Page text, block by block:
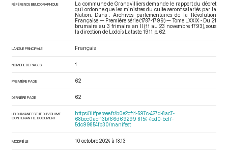
RÉFÉRENCE BIBLIOGRAPHIQUE
La commune de Grandvilliers demande le rapport du décret
qui ordonne que les ministres du culte seront salariés par la
Nation. Dans : Archives parlementaires de la Révolution
Française — Première série (1787-1799) — Tome LXXIX - Du 21
brumaire au 3 frimaire an II (11 au 23 novembre 1793), sous
la direction de Lodoïs Lataste. 1911. p. 62.
LANGUE PRINCIPALE Français
NOMBRE DE PAGES 1
PREMIÈRE PAGE 62
DERNIÈRE PAGE 62
URI DU MANIFEST IIIF DU VOLUME
CONTENANT LE DOCUMENT
https://iiif.persee.fr/b0e2cf11-597c-427d-8ac7-
68bcc0acf13b/66d69299-8154-4ed0-bef7-
5dc99854fb30/manifest
MODIFIÉ LE 10 octobre 2024 à 18:13